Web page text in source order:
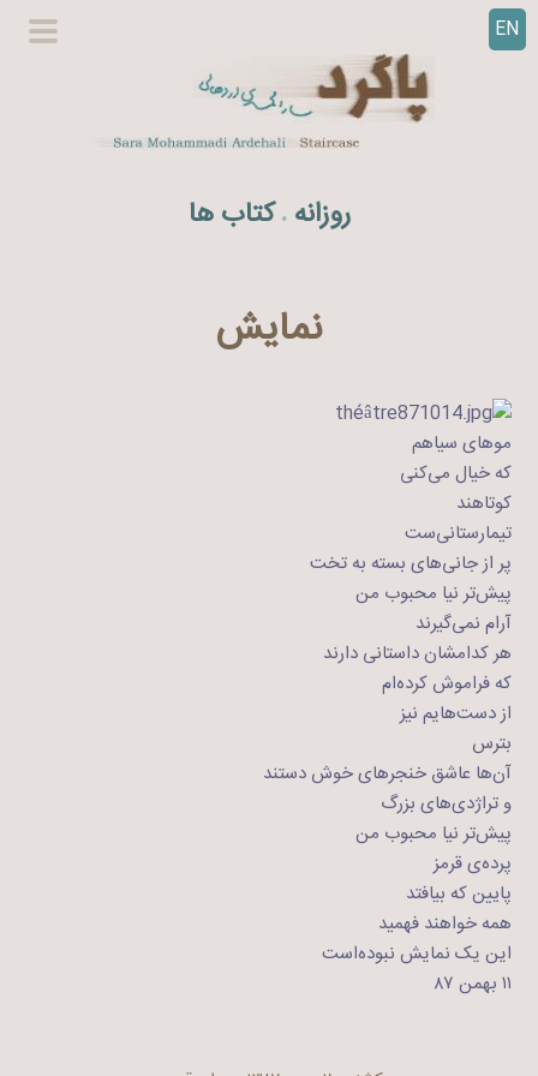
EN
روزانه . کتاب ها
نمایش
موهای سیاهم
که خیال می‌کنی
کوتاهند
تیمارستانی‌ست
پر از جانی‌های بسته به تخت
پیش‌تر نیا محبوب من
آرام نمی‌گیرند
هر کدامشان داستانی‌ دارند
که فراموش کرده‌ام
از دست‌هایم نیز
بترس
آن‌ها عاشق خنجرهای خوش دستند
و تراژدی‌های بزرگ
پیش‌تر نیا محبوب من
پرده‌ی قرمز
پایین که بیافتد
همه خواهند فهمید
این یک نمایش نبوده‌است
۱۱ بهمن ۸۷